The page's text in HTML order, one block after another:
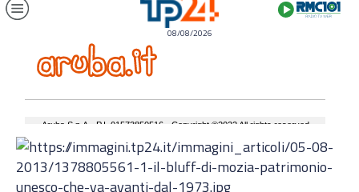
08/08/2026